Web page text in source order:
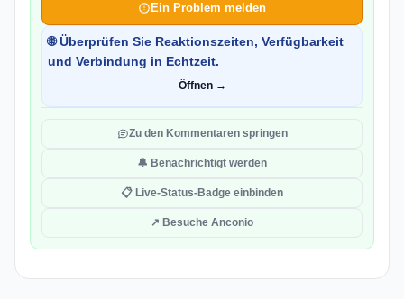
Ein Problem melden
🌐 Überprüfen Sie Reaktionszeiten, Verfügbarkeit
und Verbindung in Echtzeit.
Öffnen →
Zu den Kommentaren springen
🔔 Benachrichtigt werden
📋 Live-Status-Badge einbinden
↗ Besuche Anconio